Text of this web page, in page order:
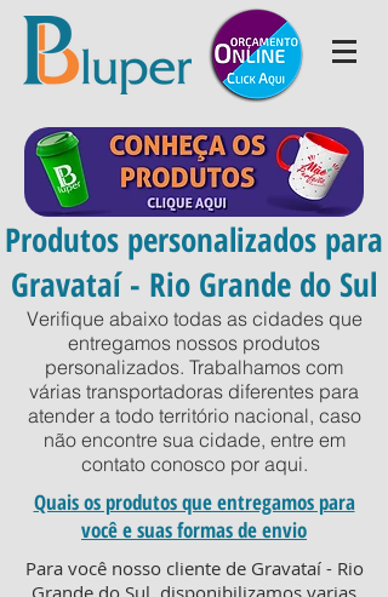
Produtos personalizados para
Gravataí - Rio Grande do Sul
Verifique abaixo todas as cidades que
entregamos nossos produtos
personalizados. Trabalhamos com
várias transportadoras diferentes para
atender a todo território nacional, caso
não encontre sua cidade, entre em
contato conosco por aqui.
Para você nosso cliente de Gravataí - Rio
Grande do Sul, disponibilizamos varias
Quais os produtos que entregamos para
você e suas formas de envio